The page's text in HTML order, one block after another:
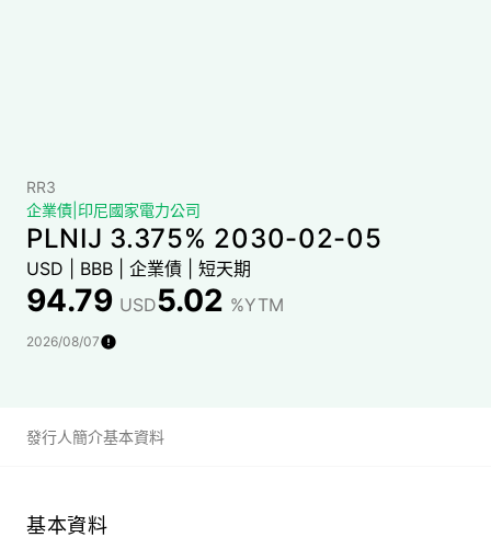
RR3
企業債 印尼國家電力公司
PLNIJ 3.375% 2030-02-05
USD BBB 企業債 短天期
94.79 USD
2026/08/07
5.02 %YTM
發行人簡介基本資料
基本資料